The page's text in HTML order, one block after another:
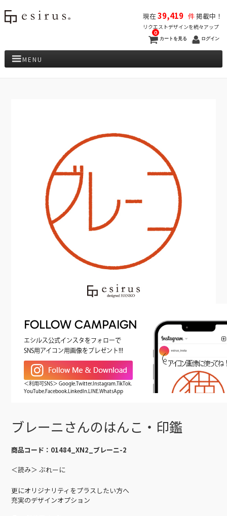
現在39,419 件掲載中！
リクエストデザインを続々アップ
カートを見る
0
ログイン
MENU
FOLLOW CAMPAIGN
エシルス公式インスタをフォローで
SNS用アイコン用画像をプレゼント!!!
＜利用可SNS＞ Google.Twitter.Instagram.TikTok.
YouTube.Facebook.LinkedIn.LINE.WhatsApp
ブレーニさんのはんこ・印鑑
商品コード： 01484_XN2_ブレーニ-2
＜読み＞ ぶれーに
更にオリジナリティをプラスしたい方へ
充実のデザインオプション